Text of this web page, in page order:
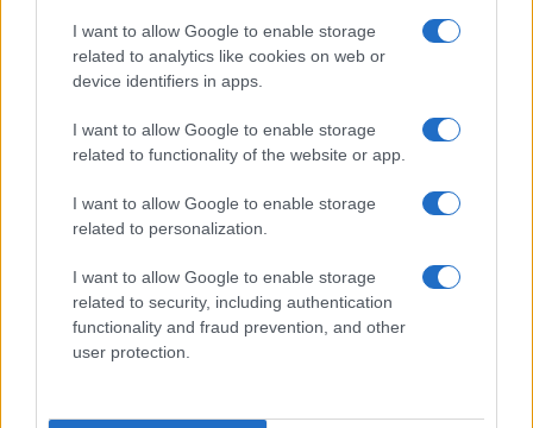
I want to allow Google to enable storage
related to analytics like cookies on web or
device identifiers in apps.
I want to allow Google to enable storage
related to functionality of the website or app.
I want to allow Google to enable storage
related to personalization.
I want to allow Google to enable storage
related to security, including authentication
functionality and fraud prevention, and other
user protection.
per una cessazione del conflitto. E il tempismo
della proposta è perfetto: coincide con la chiara
indicazione arrivata da Mosca, dove
piuttosto moderato ha lasciato intendere che è
pronto ad abbassare i toni. Da questo punto di
svolto un ruolo di primo piano: anziché andare a
fare semplicemente il cameriere alla Casa Bianca,
anziché presentarsi banalmente come la guida di
una nazione colonizzata,ha recapitato la
cortese proposta degli alleati europei degli